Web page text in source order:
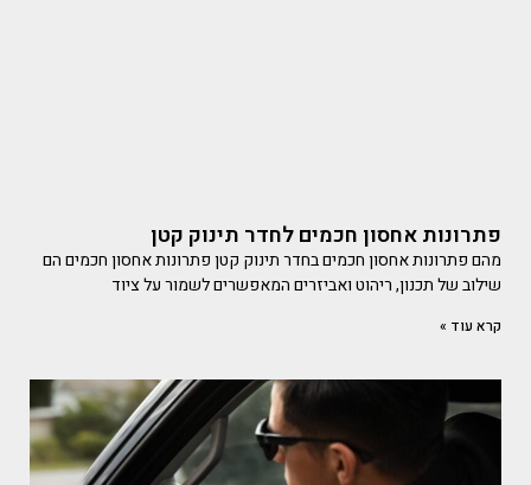
פתרונות אחסון חכמים לחדר תינוק קטן
מהם פתרונות אחסון חכמים בחדר תינוק קטן פתרונות אחסון חכמים הם
שילוב של תכנון, ריהוט ואביזרים המאפשרים לשמור על ציוד
קרא עוד »